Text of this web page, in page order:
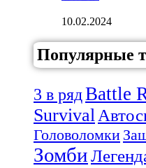
10.02.2024
Популярные
3 в рядBattle
Survival
Головоломки
Зомби